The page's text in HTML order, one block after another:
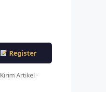
Register
Kirim Artikel ·